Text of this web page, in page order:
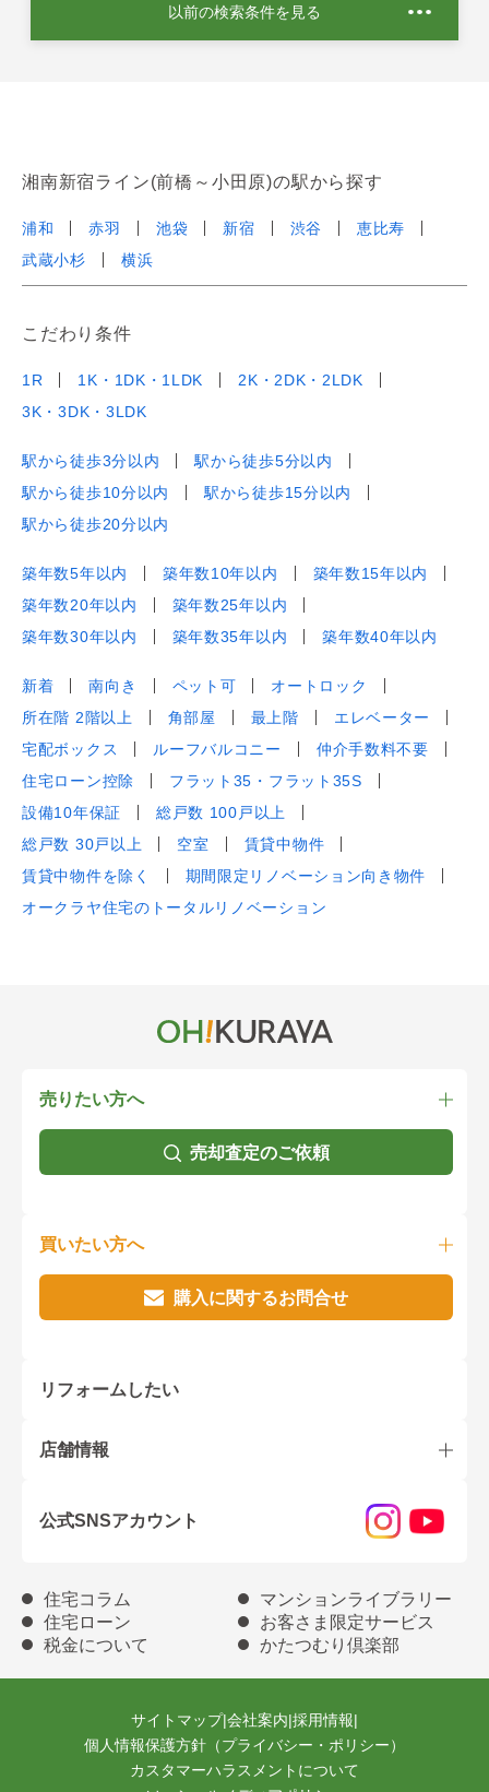
以前の検索条件を見る
湘南新宿ライン(前橋～小田原)の駅から探す
浦和 赤羽 池袋 新宿 渋谷
恵比寿
武蔵小杉
横浜
こだわり条件
1R 1K・1DK・1LDK
2K・2DK・2LDK
3K・3DK・3LDK
駅から徒歩3分以内
駅から徒歩5分以内
駅から徒歩10分以内
駅から徒歩15分以内
駅から徒歩20分以内
築年数5年以内 築年数10年以内
築年数15年以内
築年数20年以内
築年数25年以内
築年数30年以内
築年数35年以内 築年数40年以内
新着 南向き ペット可
オートロック
所在階 2階以上
角部屋 最上階
エレベーター
宅配ボックス
ルーフバルコニー
仲介手数料不要
住宅ローン控除
フラット35・フラット35S
設備10年保証
総戸数 100戸以上
総戸数 30戸以上
空室
賃貸中物件
賃貸中物件を除く
期間限定リノベーション向き物件
オークラヤ住宅のトータルリノベーション
売りたい方へ
売却査定のご依頼
買いたい方へ
購入に関するお問合せ
リフォームしたい
店舗情報
公式SNSアカウント
住宅コラム
マンションライブラリー
住宅ローン
お客さま限定サービス
税金について
かたつむり倶楽部
サイトマップ|会社案内|採用情報|
個人情報保護方針（プライバシー・ポリシー）
カスタマーハラスメントについて